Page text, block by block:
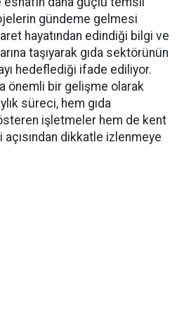
gündeme gelmesi
hayatından edindiği bilgi ve
taşıyarak gıda sektörünün
hedeflediği ifade ediliyor.
önemli bir gelişme olarak
süreci, hem gıda
işletmeler hem de kent
dikkatle izlenmeye